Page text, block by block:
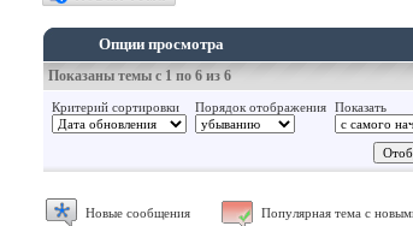
Опции просмотра
Показаны темы с 1 по 6 из 6
Критерий сортировки Порядок отображения Показать
Новые сообщения Популярная тема с